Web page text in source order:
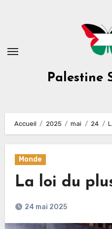
Palestine
Accueil 2025 mai 24
Monde
La loi du
24 mai 2025